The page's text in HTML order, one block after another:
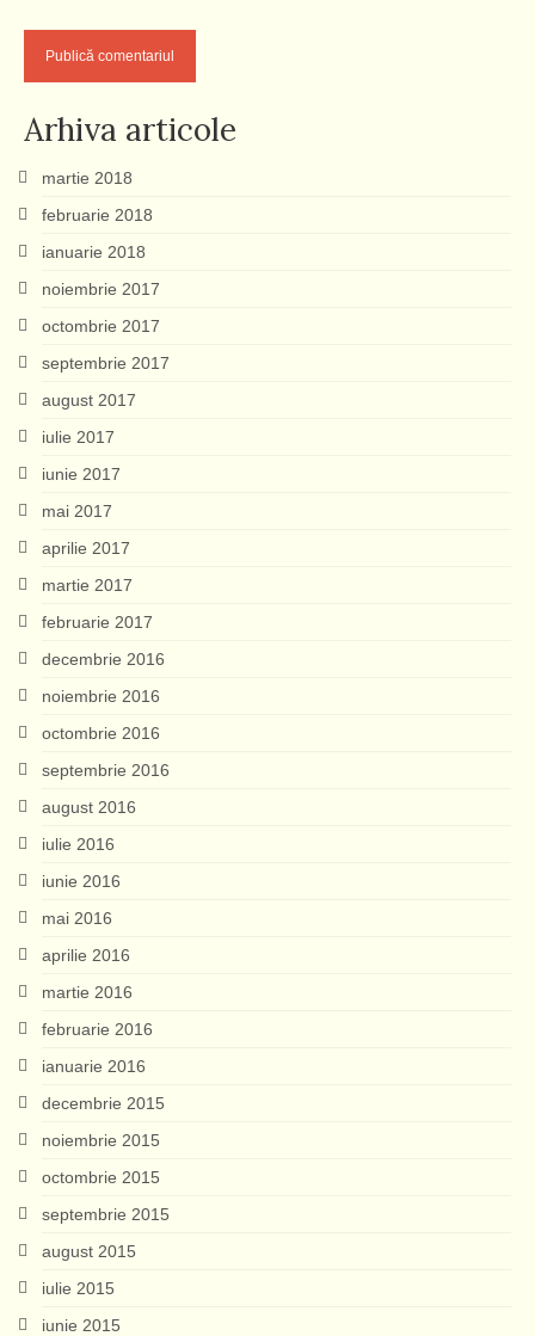
Arhiva articole
martie 2018
februarie 2018
ianuarie 2018
noiembrie 2017
octombrie 2017
septembrie 2017
august 2017
iulie 2017
iunie 2017
mai 2017
aprilie 2017
martie 2017
februarie 2017
decembrie 2016
noiembrie 2016
octombrie 2016
septembrie 2016
august 2016
iulie 2016
iunie 2016
mai 2016
aprilie 2016
martie 2016
februarie 2016
ianuarie 2016
decembrie 2015
noiembrie 2015
octombrie 2015
septembrie 2015
august 2015
iulie 2015
iunie 2015